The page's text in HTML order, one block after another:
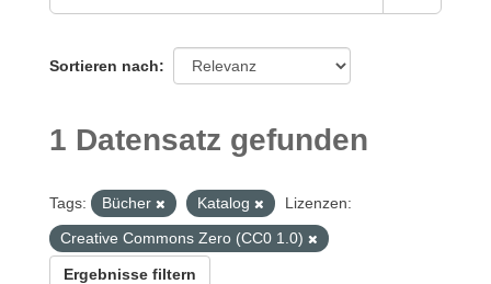
Sortieren nach
1 Datensatz gefunden
Tags: Bücher Katalog
Lizenzen:
Creative Commons Zero (CC0 1.0)
Ergebnisse filtern